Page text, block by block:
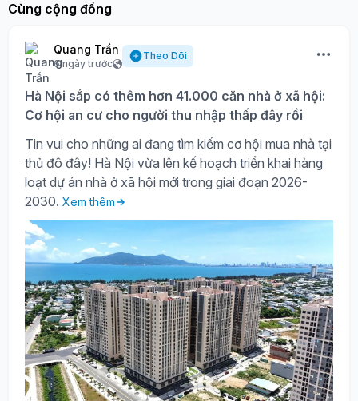
Cùng cộng đồng
Quang Trần
6 ngày trước
Theo Dõi
Hà Nội sắp có thêm hơn 41.000 căn nhà ở xã hội:
Cơ hội an cư cho người thu nhập thấp đây rồi
Tin vui cho những ai đang tìm kiếm cơ hội mua nhà tại
thủ đô đây! Hà Nội vừa lên kế hoạch triển khai hàng
loạt dự án nhà ở xã hội mới trong giai đoạn 2026-
2030. Xem thêm